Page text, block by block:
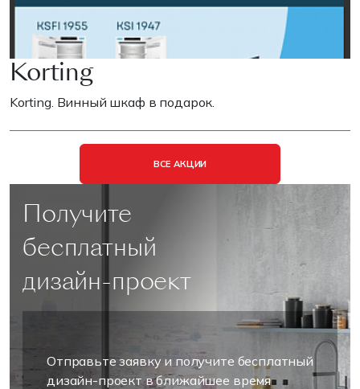
Korting
Korting. Винный шкаф в подарок.
ВСЕ АКЦИИ
Получите
бесплатный
дизайн-проект
Отправьте заявку и получите бесплатный
дизайн-проект в ближайшее время